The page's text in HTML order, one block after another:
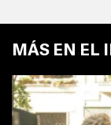
MÁS EN EL